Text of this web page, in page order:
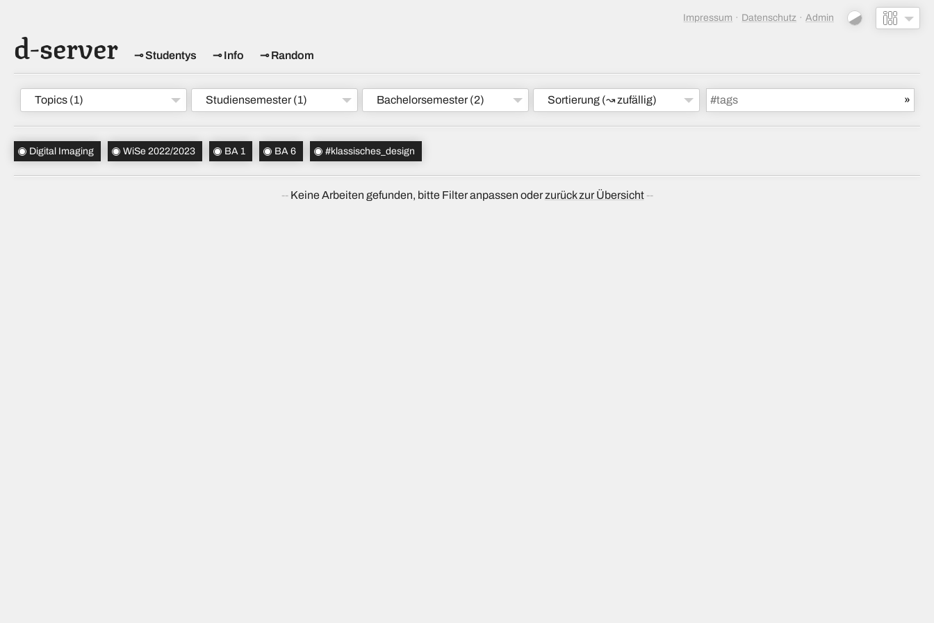
d-server Studentys Info Random
Impressum Datenschutz Admin
Topics (1) Studiensemester (1) Bachelorsemester (2) Sortierung (↝ zufällig)
Digital Imaging WiSe 2022/2023 BA 1 BA 6 #klassisches_design
Keine Arbeiten gefunden, bitte Filter anpassen oderzurück zur Übersicht